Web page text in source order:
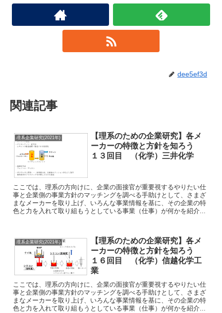
dee5ef3d
関連記事
理系企業研究(2021年)
【理系のための企業研究】各メ
ーカーの特徴と方針を知ろう
１３回目 （化学）三井化学
ここでは、理系の方向けに、企業の面接官が重要視するやりたい仕
事と企業側の事業方針のマッチングを調べる手助けとして、さまざ
まなメーカーを取り上げ、いろんな事業情報を基に、その企業の特
色と力を入れて取り組もうとしている事業（仕事）が何かを紹介...
理系企業研究(2021年)
【理系のための企業研究】各メ
ーカーの特徴と方針を知ろう
１６回目 （化学）信越化学工
業
ここでは、理系の方向けに、企業の面接官が重要視するやりたい仕
事と企業側の事業方針のマッチングを調べる手助けとして、さまざ
まなメーカーを取り上げ、いろんな事業情報を基に、その企業の特
色と力を入れて取り組もうとしている事業（仕事）が何かを紹介...